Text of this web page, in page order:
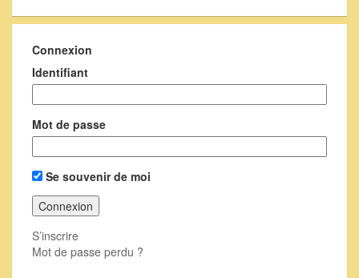
Connexion
Identifiant
Mot de passe
Se souvenir de moi
S’inscrire
Mot de passe perdu ?